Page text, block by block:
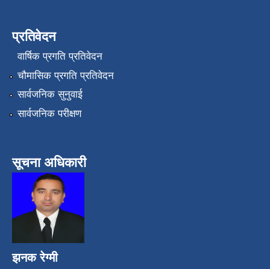
प्रतिवेदन
वार्षिक प्रगति प्रतिवेदन
चौमासिक प्रगति प्रतिवेदन
सार्वजनिक सुनुवाई
सार्वजनिक परीक्षण
सूचना अधिकारी
झनक रेग्मी